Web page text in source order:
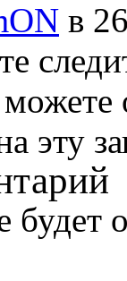
в
эту